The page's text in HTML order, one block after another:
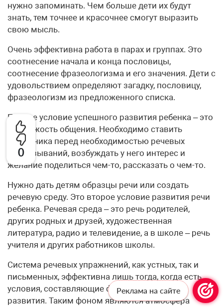
0
нужно запоминать. Чем больше дети их будут
знать, тем точнее и красочнее смогут выразить
свою мысль.
Очень эффективна работа в парах и группах. Это
соотнесение начала и конца пословицы,
соотнесение фразеологизма и его значения. Дети с
удовольствием определяют загадку, пословицу,
фразеологизм из предложенного списка.
Первое условие успешного развития ребенка – это
возможость общения. Необходимо ставить
школьника перед необходимостью речевых
высказываний, возбуждать у него интерес и
желание поделиться чем-то, рассказать о чем-то.
Нужно дать детям образцы речи или создать
речевую среду. Это второе условие развития речи
ребенка. Речевая среда – это речь родителей,
других родных и друзей, художественная
литература, радио и телевидение, а в школе – речь
учителя и других работников школы.
Система речевых упражнений, как устных, так и
письменных, эффективна лишь тогда, когда есть
условия, составляющие фон для речевого
развития. Таким фоном являются атмосфера
Реклама на сайте